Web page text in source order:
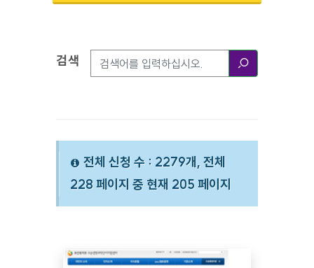
검색옵션
검색
전체 신청 수 : 2279개, 전체
228 페이지 중 현재 205 페이지